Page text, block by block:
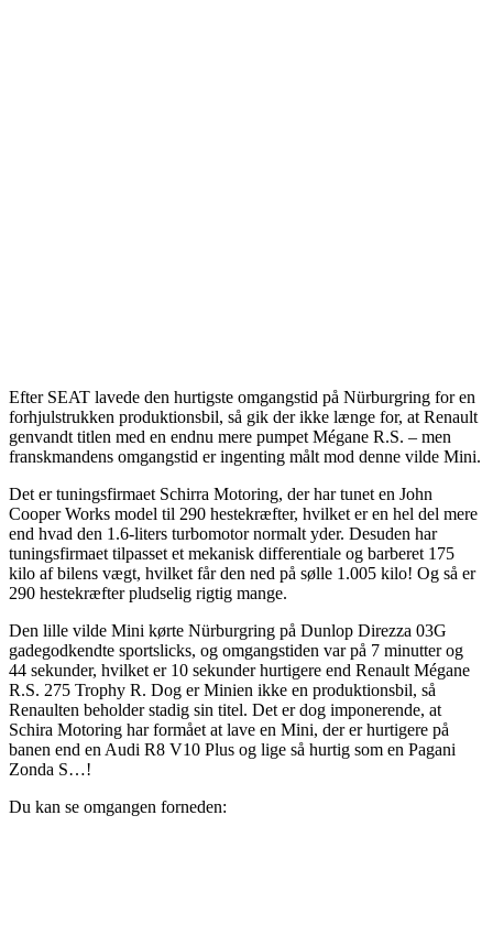
Efter SEAT lavede den hurtigste omgangstid på Nürburgring for en
forhjulstrukken produktionsbil, så gik der ikke længe for, at Renault
genvandt titlen med en endnu mere pumpet Mégane R.S. – men
franskmandens omgangstid er ingenting målt mod denne vilde Mini.
Det er tuningsfirmaet Schirra Motoring, der har tunet en John
Cooper Works model til 290 hestekræfter, hvilket er en hel del mere
end hvad den 1.6-liters turbomotor normalt yder. Desuden har
tuningsfirmaet tilpasset et mekanisk differentiale og barberet 175
kilo af bilens vægt, hvilket får den ned på sølle 1.005 kilo! Og så er
290 hestekræfter pludselig rigtig mange.
Den lille vilde Mini kørte Nürburgring på Dunlop Direzza 03G
gadegodkendte sportslicks, og omgangstiden var på 7 minutter og
44 sekunder, hvilket er 10 sekunder hurtigere end Renault Mégane
R.S. 275 Trophy R. Dog er Minien ikke en produktionsbil, så
Renaulten beholder stadig sin titel. Det er dog imponerende, at
Schira Motoring har formået at lave en Mini, der er hurtigere på
banen end en Audi R8 V10 Plus og lige så hurtig som en Pagani
Zonda S…!
Du kan se omgangen forneden: